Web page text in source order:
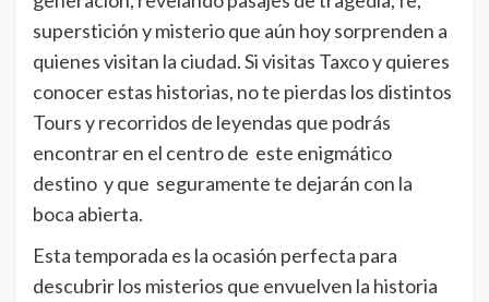
superstición y misterio que aún hoy sorprenden a
quienes visitan la ciudad. Si visitas Taxco y quieres
conocer estas historias, no te pierdas los distintos
Tours y recorridos de leyendas que podrás
encontrar en el centro de este enigmático
destino y que seguramente te dejarán con la
boca abierta.
Esta temporada es la ocasión perfecta para
descubrir los misterios que envuelven la historia